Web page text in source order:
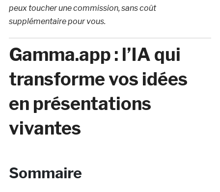
peux toucher une commission, sans coût
supplémentaire pour vous.
Gamma.app : l’IA qui
transforme vos idées
en présentations
vivantes
Sommaire